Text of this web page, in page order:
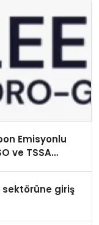
Emisyonlu
ve TSSA
sektörüne giriş